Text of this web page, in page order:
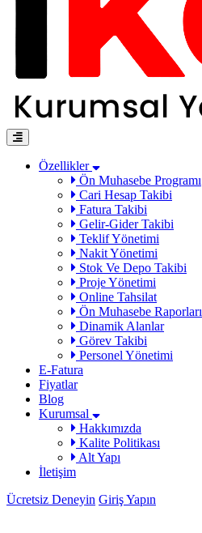
Özellikler
Ön Muhasebe Programı
Cari Hesap Takibi
Fatura Takibi
Gelir-Gider Takibi
Teklif Yönetimi
Nakit Yönetimi
Stok Ve Depo Takibi
Proje Yönetimi
Online Tahsilat
Ön Muhasebe Raporları
Dinamik Alanlar
Görev Takibi
Personel Yönetimi
E-Fatura
Fiyatlar
Blog
Kurumsal
Hakkımızda
Kalite Politikası
Alt Yapı
İletişim
Ücretsiz Deneyin Giriş Yapın